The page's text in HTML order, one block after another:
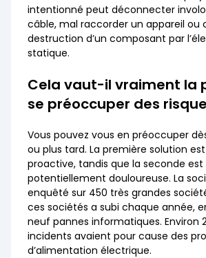
intentionné peut déconnecter
câble, mal raccorder un appareil ou
destruction d’un composant par
statique.
Cela vaut-il vraiment la
se préoccuper des
Vous pouvez vous en préoccuper
ou plus tard. La première solution
proactive, tandis que la seconde est
potentiellement douloureuse. La
enquêté sur 450 très grandes
ces sociétés a subi chaque année,
neuf pannes informatiques. Environ
incidents avaient pour cause des
d’alimentation électrique.